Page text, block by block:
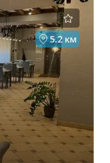
5.2 км